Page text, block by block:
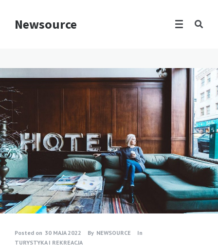
Newsource
Posted on 30 MAJA 2022 By NEWSOURCE
In
TURYSTYKA I REKREACJA